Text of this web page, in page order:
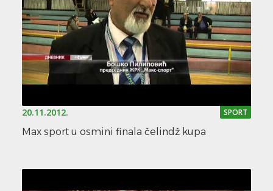
20.11.2012. SPORT
Max sport u osmini finala čelindž kupa